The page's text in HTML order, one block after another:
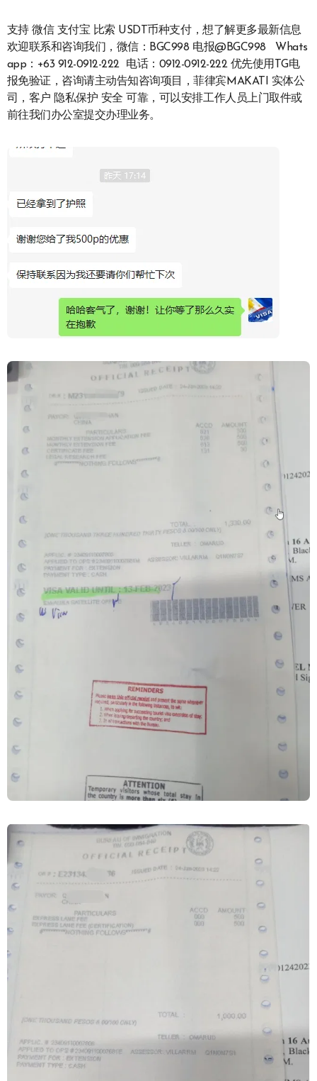
支持 微信 支付宝 比索 USDT币种支付，想了解更多最新信息
欢迎联系和咨询我们，微信：BGC998 电报@BGC998 Whats
app：+63 912-0912-222 电话：0912-0912-222 优先使用TG电
报免验证，咨询请主动告知咨询项目，菲律宾MAKATI 实体公
司，客户 隐私保护 安全 可靠，可以安排工作人员上门取件或
前往我们办公室提交办理业务。